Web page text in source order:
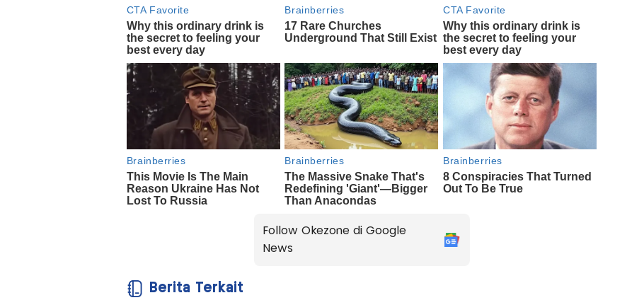
Follow Okezone di Google
News
Berita Terkait